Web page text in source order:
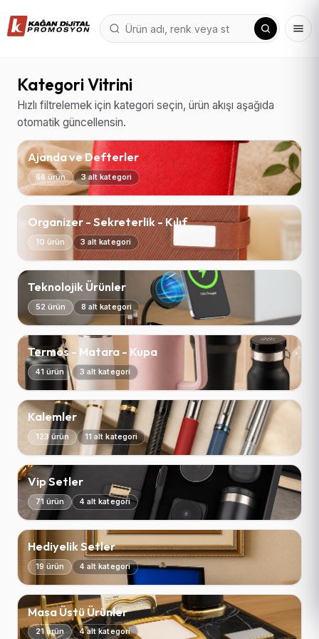
Kategori Vitrini
Hızlı filtrelemek için kategori seçin, ürün akışı aşağıda
otomatik güncellensin.
Ajanda ve Defterler
66 ürün 3 alt kategori
Organizer - Sekreterlik - Kılıf
10 ürün 3 alt kategori
Teknolojik Ürünler
52 ürün 8 alt kategori
Termos - Matara - Kupa
41 ürün 3 alt kategori
Kalemler
123 ürün 11 alt kategori
Vip Setler
71 ürün 4 alt kategori
Hediyelik Setler
19 ürün 4 alt kategori
Masa Üstü Ürünler
21 ürün 4 alt kategori